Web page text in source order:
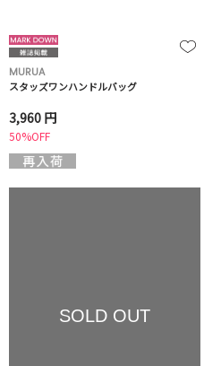
MURUA
スタッズワンハンドルバッグ
3,960 円
50%OFF
SOLD OUT